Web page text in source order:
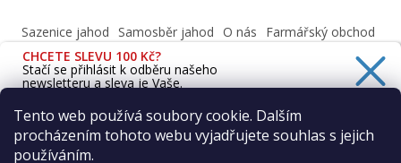
Tento web používá soubory cookie. Dalším
procházením tohoto webu vyjadřujete souhlas s jejich
používáním.
Sazenice jahod Samosběr jahod O nás
Farmářský obchod
Obchodní podmínky
Informace o ochraně osobních údajů dle GDPR
Cafenavysluni.cz - Objednat a vyzvednout
CHCETE SLEVU 100 Kč?
Stačí se přihlásit k odběru našeho
newsletteru a sleva je Vaše.
Ano, chci se přihlásit